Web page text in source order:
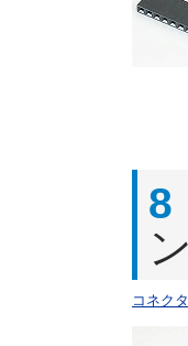
8
コネク